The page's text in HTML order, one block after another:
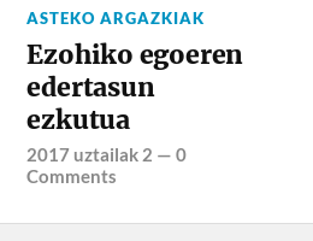
ASTEKO ARGAZKIAK
Ezohiko egoeren
edertasun
ezkutua
2017 uztailak 2 —0
Comments